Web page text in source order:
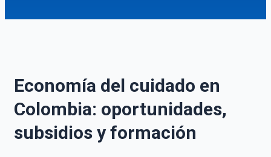
Economía del cuidado en
Colombia: oportunidades,
subsidios y formación